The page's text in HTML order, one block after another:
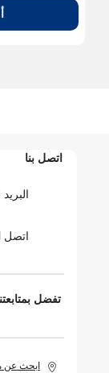
اتصل بنا
اتصل
تفضل
ابحث عن